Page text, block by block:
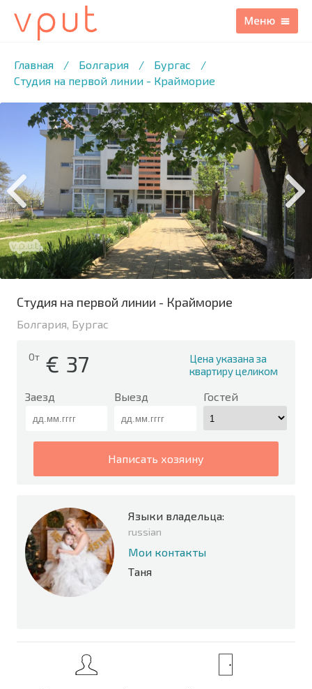
Главная / Болгария / Бургас
/
Студия на первой линии - Крайморие
/8 ФОТО
Студия на первой линии - Крайморие
Болгария, Бургас
От € 37
Цена указана за
квартиру целиком
Заезд Выезд Гостей
написать хозяину
Языки владельца:
russian
Мои контакты
Таня